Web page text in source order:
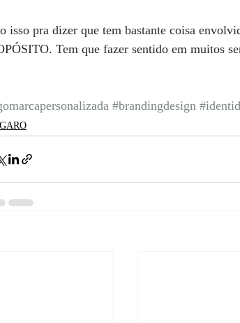
isso pra dizer que tem bastante coisa
Tem que fazer sentido em muitos
#brandingdesign